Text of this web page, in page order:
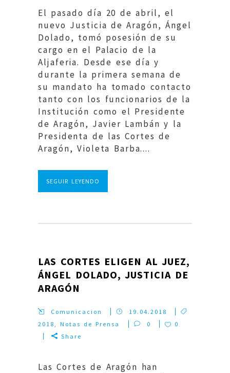
El pasado día 20 de abril, el
nuevo Justicia de Aragón, Ángel
Dolado, tomó posesión de su
cargo en el Palacio de la
Aljaferia. Desde ese día y
durante la primera semana de
su mandato ha tomado contacto
tanto con los funcionarios de la
Institución como el Presidente
de Aragón, Javier Lambán y la
Presidenta de las Cortes de
Aragón, Violeta Barba....
SEGUIR LEYENDO
LAS CORTES ELIGEN AL JUEZ,
ÁNGEL DOLADO, JUSTICIA DE
ARAGÓN
Comunicacion
19.04.2018
2018,Notas de Prensa 0
0
Share
Las Cortes de Aragón han